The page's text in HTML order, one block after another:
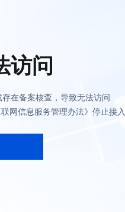
访问
在备案核查，导致无法访问
网信息服务管理办法》停止接入